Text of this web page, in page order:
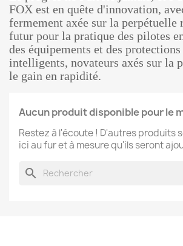
FOX est en quête d'innovation,
fermement axée sur la perpétuelle
futur pour la pratique des pilotes
des équipements et des
intelligents, novateurs axés sur la
le gain en rapidité.
Aucun produit disponible pour le
Restez à l'écoute ! D'autres produits
ici au fur et à mesure qu'ils seront
search